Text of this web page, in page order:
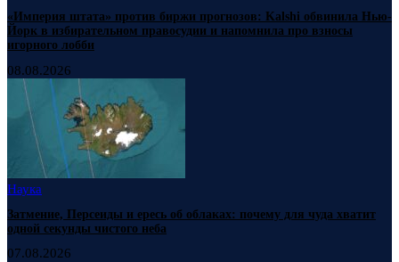
«Империя штата» против биржи прогнозов: Kalshi обвинила Нью-
Йорк в избирательном правосудии и напомнила про взносы
игорного лобби
08.08.2026
Наука
Затмение, Персеиды и ересь об облаках: почему для чуда хватит
одной секунды чистого неба
07.08.2026